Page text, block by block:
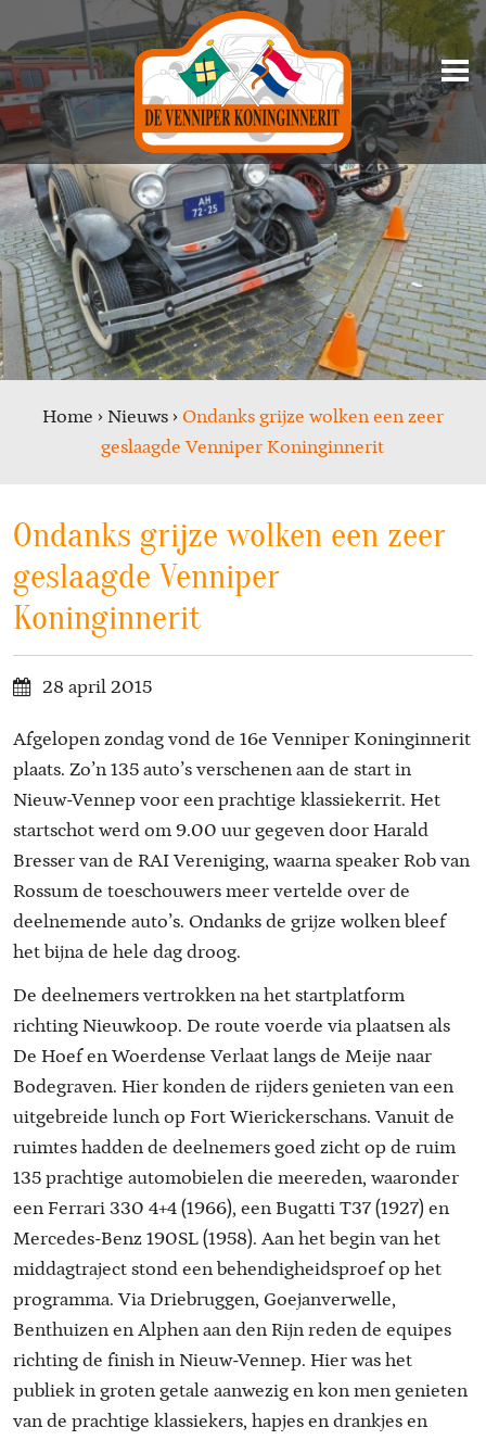
Home › Nieuws› Ondanks grijze wolken een zeer
geslaagde Venniper Koninginnerit
Ondanks grijze wolken een zeer
geslaagde Venniper
Koninginnerit
28 april 2015
Afgelopen zondag vond de 16e Venniper Koninginnerit
plaats. Zo’n 135 auto’s verschenen aan de start in
Nieuw-Vennep voor een prachtige klassiekerrit. Het
startschot werd om 9.00 uur gegeven door Harald
Bresser van de RAI Vereniging, waarna speaker Rob van
Rossum de toeschouwers meer vertelde over de
deelnemende auto’s. Ondanks de grijze wolken bleef
het bijna de hele dag droog.
De deelnemers vertrokken na het startplatform
richting Nieuwkoop. De route voerde via plaatsen als
De Hoef en Woerdense Verlaat langs de Meije naar
Bodegraven. Hier konden de rijders genieten van een
uitgebreide lunch op Fort Wierickerschans. Vanuit de
ruimtes hadden de deelnemers goed zicht op de ruim
135 prachtige automobielen die meereden, waaronder
een Ferrari 330 4+4 (1966), een Bugatti T37 (1927) en
Mercedes-Benz 190SL (1958). Aan het begin van het
middagtraject stond een behendigheidsproef op het
programma. Via Driebruggen, Goejanverwelle,
Benthuizen en Alphen aan den Rijn reden de equipes
richting de finish in Nieuw-Vennep. Hier was het
publiek in groten getale aanwezig en kon men genieten
van de prachtige klassiekers, hapjes en drankjes en